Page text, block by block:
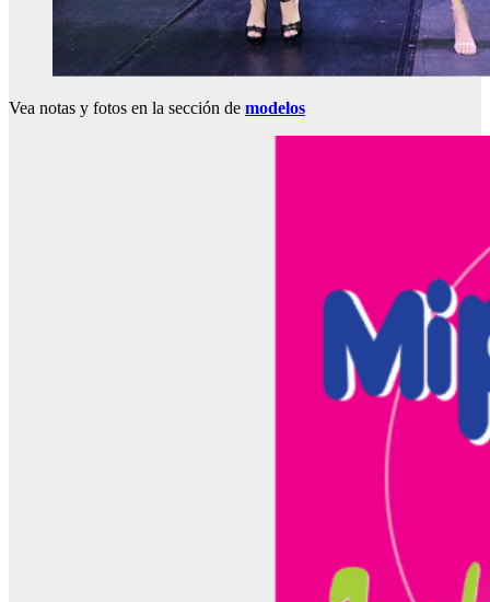
Vea notas y fotos en la sección de modelos